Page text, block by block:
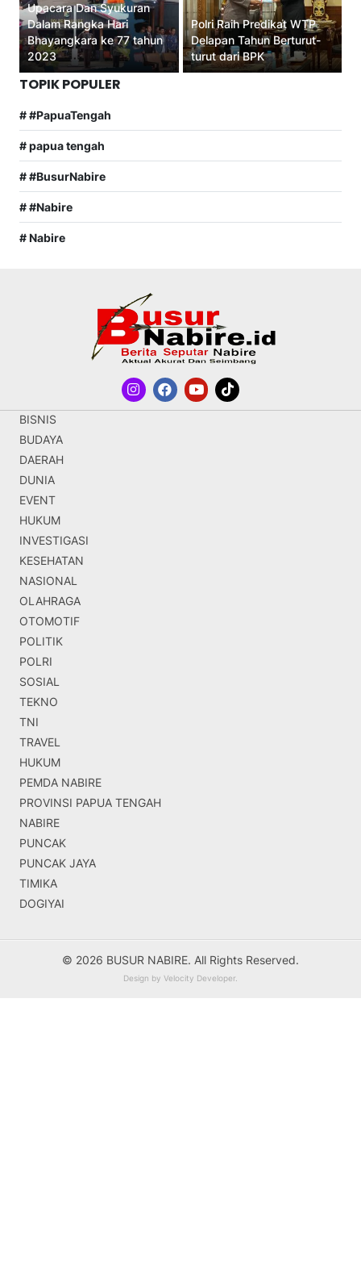
Upacara Dan Syukuran
Dalam Rangka Hari
Bhayangkara ke 77 tahun
2023
Polri Raih Predikat WTP
Delapan Tahun Berturut-
turut dari BPK
TOPIK POPULER
# #PapuaTengah
# papua tengah
# #BusurNabire
# #Nabire
# Nabire
BISNIS
BUDAYA
DAERAH
DUNIA
EVENT
HUKUM
INVESTIGASI
KESEHATAN
NASIONAL
OLAHRAGA
OTOMOTIF
POLITIK
POLRI
SOSIAL
TEKNO
TNI
TRAVEL
HUKUM
PEMDA NABIRE
PROVINSI PAPUA TENGAH
NABIRE
PUNCAK
PUNCAK JAYA
TIMIKA
DOGIYAI
© 2026 BUSUR NABIRE. All Rights Reserved.
Design by Velocity Developer